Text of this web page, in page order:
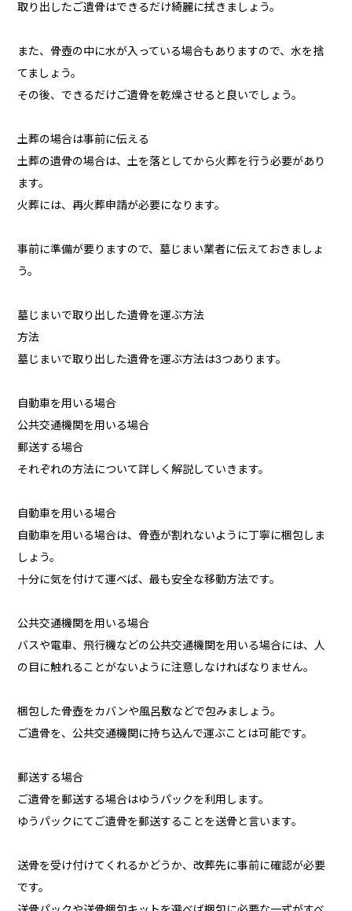
取り出したご遺骨はできるだけ綺麗に拭きましょう。
また、骨壺の中に水が入っている場合もありますので、水を捨
てましょう。
その後、できるだけご遺骨を乾燥させると良いでしょう。
土葬の場合は事前に伝える
土葬の遺骨の場合は、土を落としてから火葬を行う必要があり
ます。
火葬には、再火葬申請が必要になります。
事前に準備が要りますので、墓じまい業者に伝えておきましょ
う。
墓じまいで取り出した遺骨を運ぶ方法
方法
墓じまいで取り出した遺骨を運ぶ方法は3つあります。
自動車を用いる場合
公共交通機関を用いる場合
郵送する場合
それぞれの方法について詳しく解説していきます。
自動車を用いる場合
自動車を用いる場合は、骨壺が割れないように丁寧に梱包しま
しょう。
十分に気を付けて運べば、最も安全な移動方法です。
公共交通機関を用いる場合
バスや電車、飛行機などの公共交通機関を用いる場合には、人
の目に触れることがないように注意しなければなりません。
梱包した骨壺をカバンや風呂敷などで包みましょう。
ご遺骨を、公共交通機関に持ち込んで運ぶことは可能です。
郵送する場合
ご遺骨を郵送する場合はゆうパックを利用します。
ゆうパックにてご遺骨を郵送することを送骨と言います。
送骨を受け付けてくれるかどうか、改葬先に事前に確認が必要
です。